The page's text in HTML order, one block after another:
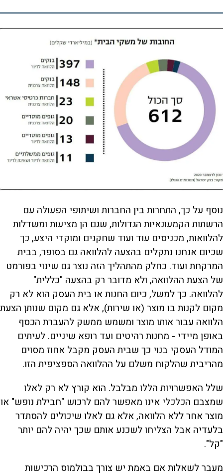
נוסף על כך, התחרות בין החברות ושיתופי הפעולה עם
הרשתות הקמעונאיות הגדולות, שגם הן מציעות ומשדלות
להלוואות, מכניסים עוד ועוד שחקנים ומוקדי היצע, כך
שכיום אנחנו נתקלים בהצעה להלוואה גם בסופר, בבית
המרקחת ועוד. כחלק מהתהליך הזה נוצר גם שינוי בפורמט
של הצעת ההלוואה, ולא מדובר רק בהצעה "כללית"
להלוואה. כך למשל, כיום החנות או בית העסק הוא לא רק
מקום לקנות בו מוצר (או שירות), אלא גם מקום שנותן הצעת
הלוואה עבור אותו מוצר ומשמש ממשק להעברת הכסף
באופן מיידי - מחנות רהיטים ועד רופא שיניים. לעיתים
המודל העסקי בנוי כך שבית העסק מקבל אחוז מסוים
מהריבית שהלקוח משלם על ההלוואה הספציפית הזו.
שלל האפשרויות הללו מבלבל. הוא קורץ לא רק לאלו
שמצבם הכלכלי אינו מאפשר להם לרכוש "חבילת נופש" או
מוצר אחר ללא הלוואה, אלא גם לאלו שיכולים להסתדר
בלעדיה אבל הצליחו לשכנע אותם שכך יהיה להם יותר
"קל".
מעבר לשאלות אם באמת יש צורך בבולמוס הרכישות